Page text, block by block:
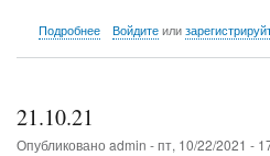
Подробнеео
Войдитеили
21.10.21
Опубликовано admin -пт, 10/22/2021 -